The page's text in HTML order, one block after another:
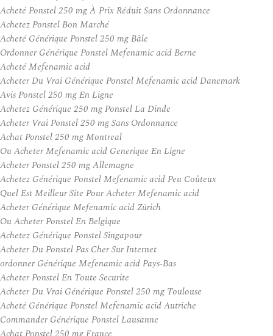
Acheté Ponstel 250 mg À Prix Réduit Sans Ordonnance
Achetez Ponstel Bon Marché
Acheté Générique Ponstel 250 mg Bâle
Ordonner Générique Ponstel Mefenamic acid Berne
Acheté Mefenamic acid
Acheter Du Vrai Générique Ponstel Mefenamic acid Danemark
Avis Ponstel 250 mg En Ligne
Achetez Générique 250 mg Ponstel La Dinde
Acheter Vrai Ponstel 250 mg Sans Ordonnance
Achat Ponstel 250 mg Montreal
Ou Acheter Mefenamic acid Generique En Ligne
Acheter Ponstel 250 mg Allemagne
Achetez Générique Ponstel Mefenamic acid Peu Coûteux
Quel Est Meilleur Site Pour Acheter Mefenamic acid
Acheter Générique Mefenamic acid Zürich
Ou Acheter Ponstel En Belgique
Achetez Générique Ponstel Singapour
Acheter Du Ponstel Pas Cher Sur Internet
ordonner Générique Mefenamic acid Pays-Bas
Acheter Ponstel En Toute Securite
Acheter Du Vrai Générique Ponstel 250 mg Toulouse
Acheté Générique Ponstel Mefenamic acid Autriche
Commander Générique Ponstel Lausanne